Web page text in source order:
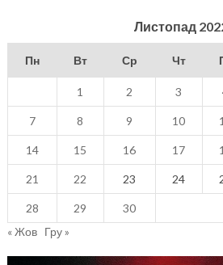
Листопад
Пн Вт Ср Чт
1 2 3
7 8 9 10
14 15 16 17
21 22 23 24
28 29
30
« Жов Гру »